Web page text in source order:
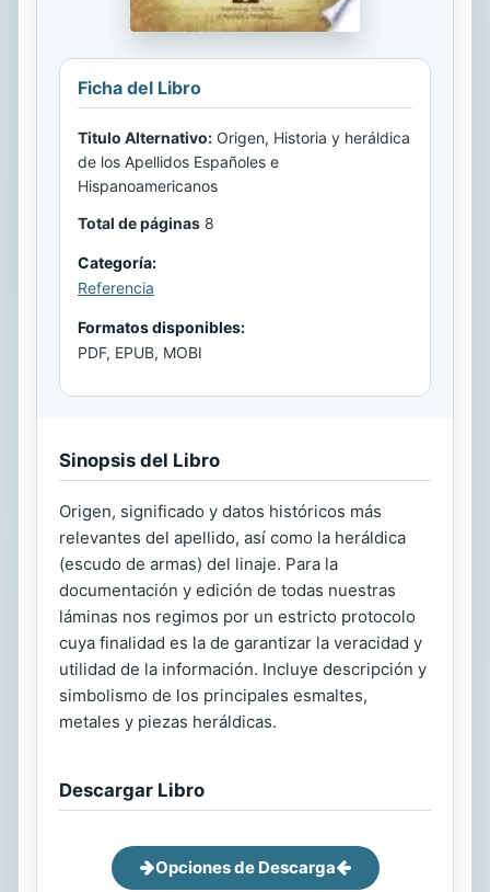
Ficha del Libro
Titulo Alternativo: Origen, Historia y heráldica
de los Apellidos Españoles e
Hispanoamericanos
Total de páginas 8
Categoría:
Referencia
Formatos disponibles:
PDF, EPUB, MOBI
Sinopsis del Libro
Origen, significado y datos históricos más
relevantes del apellido, así como la heráldica
(escudo de armas) del linaje. Para la
documentación y edición de todas nuestras
láminas nos regimos por un estricto protocolo
cuya finalidad es la de garantizar la veracidad y
utilidad de la información. Incluye descripción y
simbolismo de los principales esmaltes,
metales y piezas heráldicas.
Descargar Libro
Opciones de Descarga